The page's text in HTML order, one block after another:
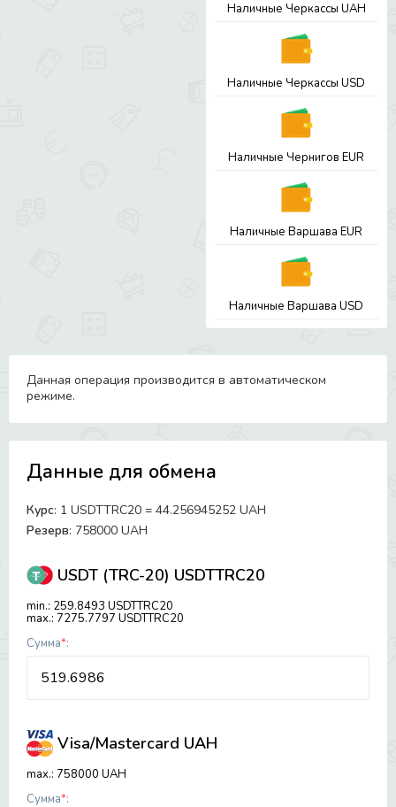
Наличные Черкассы UAH
Наличные Черкассы USD
Наличные Чернигов EUR
Наличные Варшава EUR
Наличные Варшава USD
Данная операция производится в автоматическом
режиме.
Данные для обмена
Курс: 1 USDTTRC20 = 44.256945252 UAH
Резерв: 758000 UAH
USDT (TRC-20) USDTTRC20
min.: 259.8493 USDTTRC20
max.: 7275.7797 USDTTRC20
Сумма*:
Visa/Mastercard UAH
max.: 758000 UAH
Сумма*: